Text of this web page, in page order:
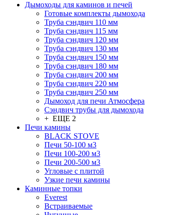
Дымоходы для каминов и печей
Готовые комплекты дымохода
Труба сэндвич 110 мм
Труба сэндвич 115 мм
Труба сэндвич 120 мм
Труба сэндвич 130 мм
Труба сэндвич 150 мм
Труба сэндвич 180 мм
Труба сэндвич 200 мм
Труба сэндвич 220 мм
Труба сэндвич 250 мм
Дымоход для печи Атмосфера
Сэндвич трубы для дымохода
+ ЕЩЕ 2
Печи камины
BLACK STOVE
Печи 50-100 м3
Печи 100-200 м3
Печи 200-500 м3
Угловые с плитой
Узкие печи камины
Каминные топки
Everest
Встраиваемые